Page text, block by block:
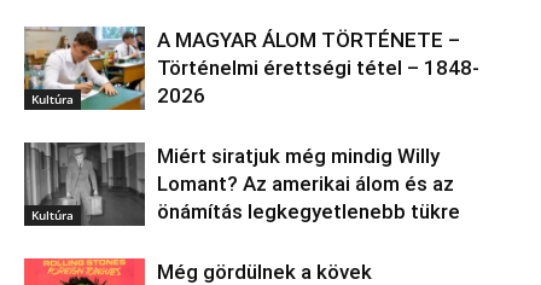
Kultúra
A MAGYAR ÁLOM TÖRTÉNETE –
Történelmi érettségi tétel – 1848-
2026
Kultúra
Miért siratjuk még mindig Willy
Lomant? Az amerikai álom és az
önámítás legkegyetlenebb tükre
Még gördülnek a kövek